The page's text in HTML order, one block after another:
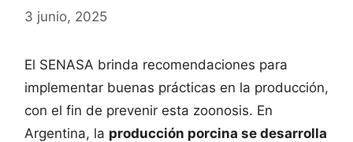
3 junio, 2025
El SENASA brinda recomendaciones para
implementar buenas prácticas en la producción,
con el fin de prevenir esta zoonosis. En
Argentina, la producción porcina se desarrolla